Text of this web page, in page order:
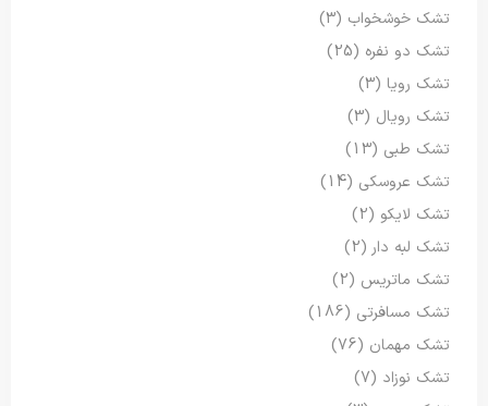
تشک خوشخواب (3)
تشک دو نفره (25)
تشک رویا (3)
تشک رویال (3)
تشک طبی (13)
تشک عروسکی (14)
تشک لایکو (2)
تشک لبه دار(2)
تشک ماتریس (2)
تشک مسافرتی (186)
تشک مهمان (76)
تشک نوزاد (7)